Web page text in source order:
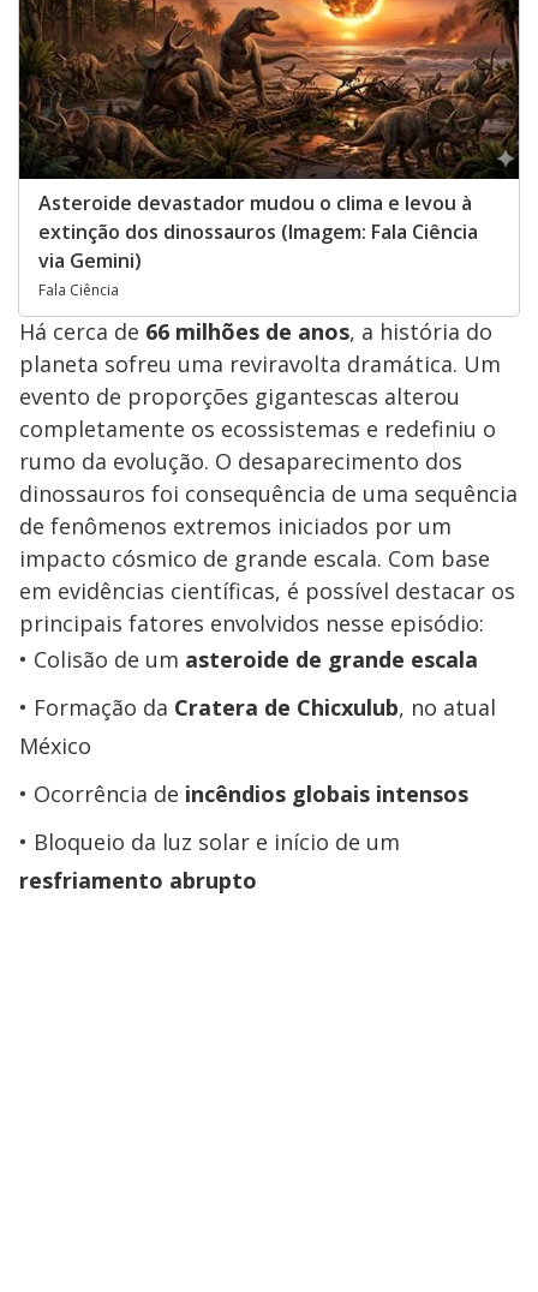
Asteroide devastador mudou o clima e levou à
extinção dos dinossauros (Imagem: Fala Ciência
via Gemini)
Fala Ciência
Há cerca de 66 milhões de anos, a história do
planeta sofreu uma reviravolta dramática. Um
evento de proporções gigantescas alterou
completamente os ecossistemas e redefiniu o
rumo da evolução. O desaparecimento dos
dinossauros foi consequência de uma sequência
de fenômenos extremos iniciados por um
impacto cósmico de grande escala. Com base
em evidências científicas, é possível destacar os
principais fatores envolvidos nesse episódio:
Colisão de um asteroide de grande escala
Formação da Cratera de Chicxulub, no atual
México
Ocorrência de incêndios globais intensos
Bloqueio da luz solar e início de um
resfriamento abrupto